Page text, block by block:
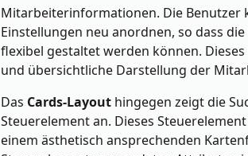
Mitarbeiterinformationen. Die Benutzer
Einstellungen neu anordnen, so dass
flexibel gestaltet werden können.
und übersichtliche Darstellung der
Das Cards-Layout hingegen zeigt die
Steuerelement an. Dieses
einem ästhetisch ansprechenden